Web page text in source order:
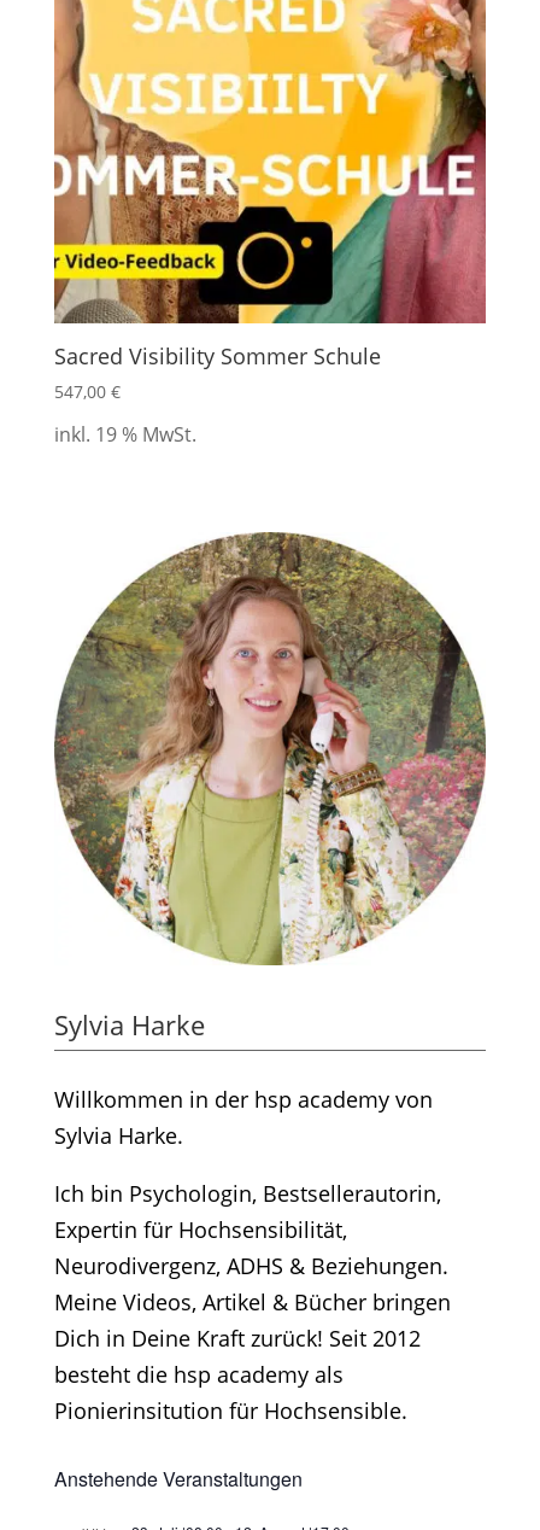
Sacred Visibility Sommer Schule
547,00 €
inkl. 19 % MwSt.
Sylvia Harke
Willkommen in der hsp academy von
Sylvia Harke.
Ich bin Psychologin, Bestsellerautorin,
Expertin für Hochsensibilität,
Neurodivergenz, ADHS & Beziehungen.
Meine Videos, Artikel & Bücher bringen
Dich in Deine Kraft zurück! Seit 2012
besteht die hsp academy als
Pionierinsitution für Hochsensible.
Anstehende Veranstaltungen